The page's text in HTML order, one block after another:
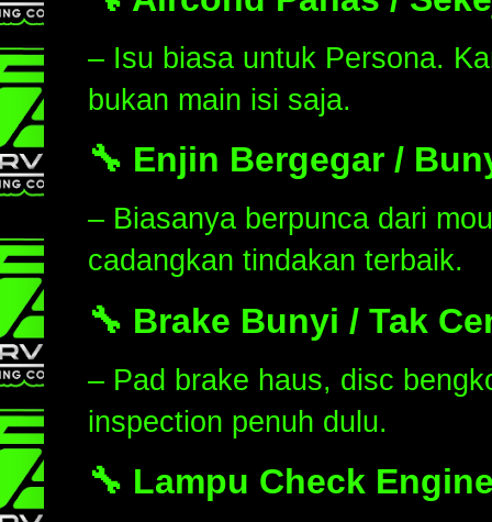
– Isu biasa untuk Persona.
bukan main isi saja.
🔧 Enjin Bergegar /
– Biasanya berpunca dari
cadangkan tindakan terbaik.
🔧 Brake Bunyi / Tak
– Pad brake haus, disc
inspection penuh dulu.
🔧 Lampu Check